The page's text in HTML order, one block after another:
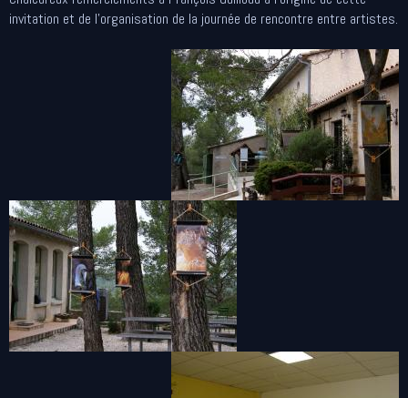
invitation et de l'organisation de la journée de rencontre entre artistes.